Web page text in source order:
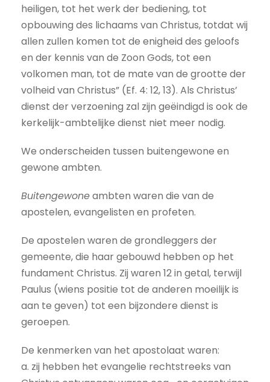
heiligen, tot het werk der bediening, tot
opbouwing des lichaams van Christus, totdat wij
allen zullen komen tot de enigheid des geloofs
en der kennis van de Zoon Gods, tot een
volkomen man, tot de mate van de grootte der
volheid van Christus” (Ef. 4: 12, 13). Als Christus’
dienst der verzoening zal zijn geëindigd is ook de
kerkelijk-ambtelijke dienst niet meer nodig.
We onderscheiden tussen buitengewone en
gewone ambten.
Buitengewoneambten waren die van de
apostelen, evangelisten en profeten.
De apostelen waren de grondleggers der
gemeente, die haar gebouwd hebben op het
fundament Christus. Zij waren 12 in getal, terwijl
Paulus (wiens positie tot de anderen moeilijk is
aan te geven) tot een bijzondere dienst is
geroepen.
De kenmerken van het apostolaat waren:
a. zij hebben het evangelie rechtstreeks van